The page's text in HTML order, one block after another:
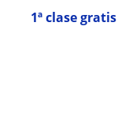
1ª clase gratis